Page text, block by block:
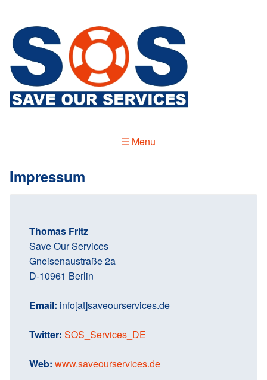
zum
Inhalt
e
O
☰ Menu
Impressum
Thomas Fritz
Save Our Services
Gneisenaustraße 2a
D-10961 Berlin
Email: info[at]saveourservices.de
Twitter: SOS_Services_DE
Web: www.saveourservices.de